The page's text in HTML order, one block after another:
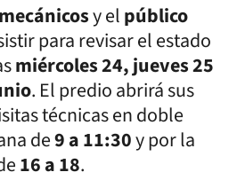
mecánicosy elpúblico
para revisar el estado
miércoles 24, jueves 25
. El predio abrirá sus
técnicas en doble
de9 a 11:30y por la
16 a 18.